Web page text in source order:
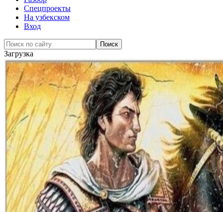
Спецпроекты
На узбекском
Вход
Загрузка